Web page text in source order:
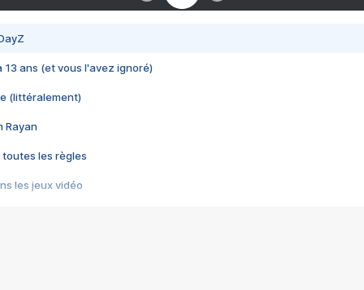
13 ans (et vous l'avez ignoré)
(littéralement)
Rayan
toutes les règles
les jeux vidéo